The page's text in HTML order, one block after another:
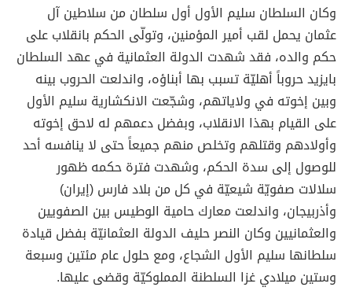
وكان السلطان سليم الأول أول سلطان من سلاطين آل
عثمان يحمل لقب أمير المؤمنين، وتولّى الحكم بانقلاب على
حكم والده، فقد شهدت الدولة العثمانية في عهد السلطان
بايزيد حروباً أهليّة تسبب بها أبناؤه، واندلعت الحروب بينه
وبين إخوته في ولاياتهم، وشجّعت الانكشارية سليم الأول
على القيام بهذا الانقلاب، وبفضل دعمهم له لاحق إخوته
وأولادهم وقتلهم وتخلص منهم جميعاً حتى لا ينافسه أحد
للوصول إلى سدة الحكم، وشهدت فترة حكمه ظهور
سلالات صفويّة شيعيّة في كل من بلاد فارس (إيران)
وأذربيجان، واندلعت معارك حامية الوطيس بين الصفويين
والعثمانيين وكان النصر حليف الدولة العثمانيّة بفضل قيادة
سلطانها سليم الأول الشجاع، ومع حلول عام مئتين وسبعة
وستين ميلادي غزا السلطنة المملوكيّة وقضى عليها.